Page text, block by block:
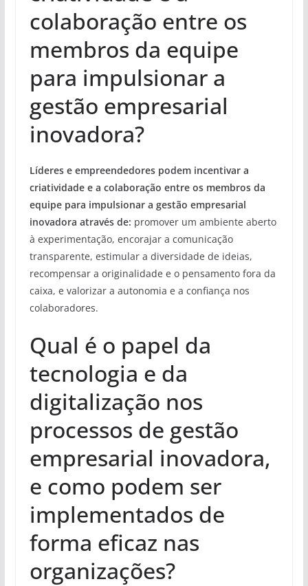
colaboração entre os
membros da equipe
para impulsionar a
gestão empresarial
inovadora?
Líderes e empreendedores podem incentivar a
criatividade e a colaboração entre os membros da
equipe para impulsionar a gestão empresarial
inovadora através de: promover um ambiente aberto
à experimentação, encorajar a comunicação
transparente, estimular a diversidade de ideias,
recompensar a originalidade e o pensamento fora da
caixa, e valorizar a autonomia e a confiança nos
colaboradores.
Qual é o papel da
tecnologia e da
digitalização nos
processos de gestão
empresarial inovadora,
e como podem ser
implementados de
forma eficaz nas
organizações?